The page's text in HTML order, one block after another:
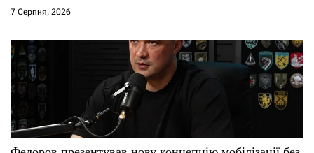
7 Серпня, 2026